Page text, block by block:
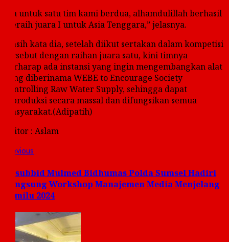
“Ya untuk satu tim kami berdua, alhamdulillah berhasil
meraih juara I untuk Asia Tenggara,” jelasnya.
Masih kata dia, setelah diikut sertakan dalam kompetisi
tersebut dengan raihan juara satu, kini timnya
berharap ada instansi yang ingin mengembangkan alat
yang diberinama WEBE to Encourage Society
Controlling Raw Water Supply, sehingga dapat
diproduksi secara massal dan difungsikan semua
masyarakat.(Adipatih)
Editor : Aslam
Post
navigation
Previous
Kasubbid Mulmed Bidhumas Polda Sumsel Hadiri
Langsung Workshop Manajemen Media Menjelang
Pemilu 2024